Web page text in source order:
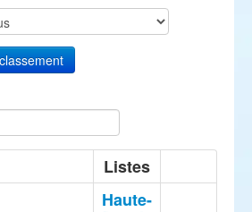
Listes
Haute-